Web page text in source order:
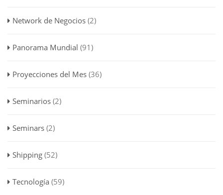
Network de Negocios (2)
Panorama Mundial (91)
Proyecciones del Mes (36)
Seminarios (2)
Seminars (2)
Shipping (52)
Tecnología (59)